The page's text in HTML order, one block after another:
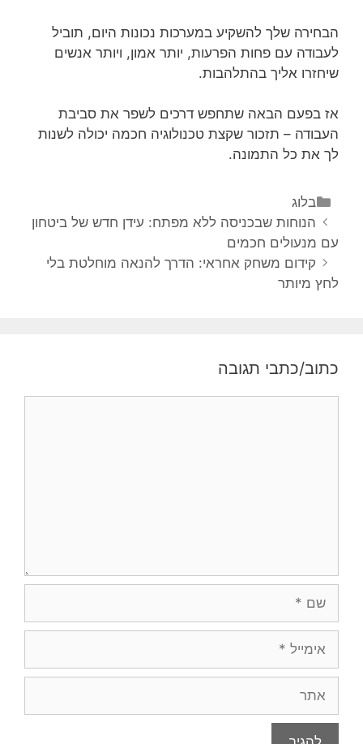
הבחירה שלך להשקיע במערכות נכונות היום, תוביל
לעבודה עם פחות הפרעות, יותר אמון, ויותר אנשים
שיחזרו אליך בהתלהבות.
אז בפעם הבאה שתחפש דרכים לשפר את סביבת
העבודה – תזכור שקצת טכנולוגיה חכמה יכולה לשנות
לך את כל התמונה.
בלוג
הנוחות שבכניסה ללא מפתח: עידן חדש של ביטחון
עם מנעולים חכמים
קידום משחק אחראי: הדרך להנאה מוחלטת בלי
לחץ מיותר
כתוב/כתבי תגובה